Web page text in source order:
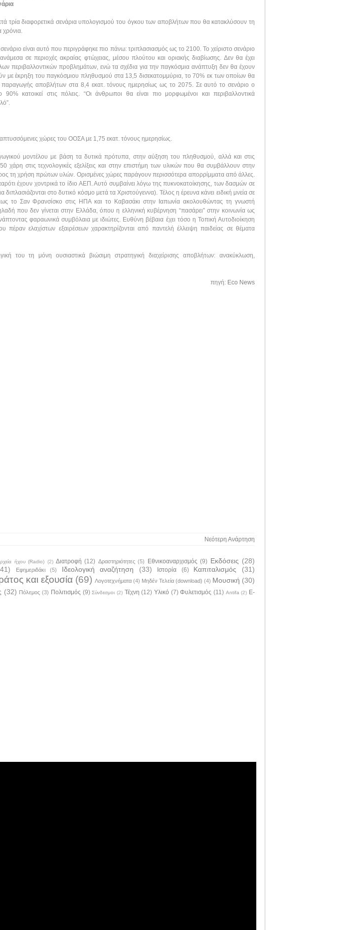
τρία διαφορετικά σενάρια υπολογισμού του όγκου των αποβλήτων που θα κατακλύσουν τη
χρόνια.
σενάριο είναι αυτό που περιγράφηκε πιο πάνω: τριπλασιασμός ως το 2100. Το χείριστο σενάριο
σε περιοχές ακραίας φτώχειας, μέσου πλούτου και οριακής διαβίωσης. Δεν θα έχει
περιβαλλοντικών προβλημάτων, ενώ τα σχέδια για την παγκόσμια ανάπτυξη δεν θα έχουν
με έκρηξη του παγκόσμιου πληθυσμού στα 13,5 δισεκατομμύρια, το 70% εκ των οποίων θα
παραγωγής αποβλήτων στα 8,4 εκατ. τόνους ημερησίως ως το 2075. Σε αυτό το σενάριο ο
κατοικεί στις πόλεις. “Οι άνθρωποι θα είναι πιο μορφωμένοι και περιβαλλοντικά
χώρες του ΟΟΣΑ με 1,75 εκατ. τόνους ημερησίως.
μοντέλου με βάση τα δυτικά πρότυπα, στην αύξηση του πληθυσμού, αλλά και στις
χάρη στις τεχνολογικές εξελίξεις και στην επιστήμη των υλικών που θα συμβάλλουν στην
τη χρήση πρώτων υλών. Ορισμένες χώρες παράγουν περισσότερα απορρίμματα από άλλες.
έχουν χοντρικά το ίδιο ΑΕΠ. Αυτό συμβαίνει λόγω της πυκνοκατοίκησης, των δασμών σε
στο δυτικό κόσμο μετά τα Χριστούγεννα). Τέλος η έρευνα κάνει ειδική μνεία σε
το Σαν Φρανσίσκο στις ΗΠΑ και το Καβασάκι στην Ιαπωνία ακολουθώντας τη γνωστή
που δεν γίνεται στην Ελλάδα, όπου η ελληνική κυβέρνηση “πασάρει” στην κοινωνία ως
φαραωνικά συμβόλαια με ιδιώτες. Ευθύνη βέβαια έχει τόσο η Τοπική Αυτοδιοίκηση
πέραν ελαχίστων εξαιρέσεων χαρακτηρίζονται από παντελή έλλειψη παιδείας σε θέματα
τη μόνη ουσιαστικά βιώσιμη στρατηγική διαχείρισης αποβλήτων: ανακύκλωση,
πηγή: Eco News
Νεότερη Ανάρτηση
ήχου (Radio) (2) Διατροφή (12) Δραστηριότητες (5) Εθνικοαναρχισμός (9) Εκδόσεις (28)
Εφημεριδάκι (5) Ιδεολογική αναζήτηση (33) Ιστορία (6) Καπιταλισμός
(31)
και εξουσία (69) Λογοτεχνήματα (4) Μηδέν Τελεία (download) (4) Μουσική (30)
(32) Πόλεμος (3) Πολιτισμός (9) Σύνδεσμοι (2) Τέχνη (12) Υλικό (7) Φυλετισμός (11) Antifa (2) E-